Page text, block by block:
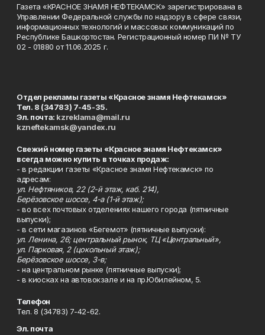
Газета «КРАСНОЕ ЗНАМЯ НЕФТЕКАМСК» зарегистрирована в
Управлении Федеральной службы по надзору в сфере связи,
информационных технологий и массовых коммуникаций по
Республике Башкортостан. Регистрационный номер ПИ № ТУ
02 - 01880 от 11.06.2025 г.
Отдел рекламы газеты «Красное знамя Нефтекамск»
Тел. 8 (34783) 7-45-35.
Эл. почта: kzreklama@mail.ru
kzneftekamsk@yandex.ru
Свежий номер газеты «Красное знамя Нефтекамск»
всегда можно купить в точках продаж:
- в редакции газеты «Красное знамя Нефтекамск» по
адресам:
ул. Нефтяников, 22 (2-й этаж, каб. 214),
Берёзовское шоссе, 4-а (1-й этаж);
- во всех почтовых отделениях нашего города (пятничные
выпуски);
- в сети магазинов «Бегемот» (пятничные выпуски):
ул. Ленина, 26; центральный рынок, ТЦ «Центральный»,
ул. Парковая, 2 (цокольный этаж);
Берёзовское шоссе, 3-в;
- на центральном рынке (пятничные выпуски);
- в киосках на автовокзале и на пр.Юбилейном, 5.
Телефон
Тел. 8 (34783) 7-42-62.
Эл. почта